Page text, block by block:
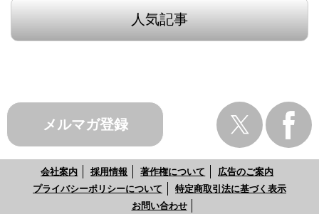
人気記事
メルマガ登録
会社案内 採用情報 著作権について
広告のご案内
プライバシーポリシーについて
特定商取引法に基づく表示
お問い合わせ